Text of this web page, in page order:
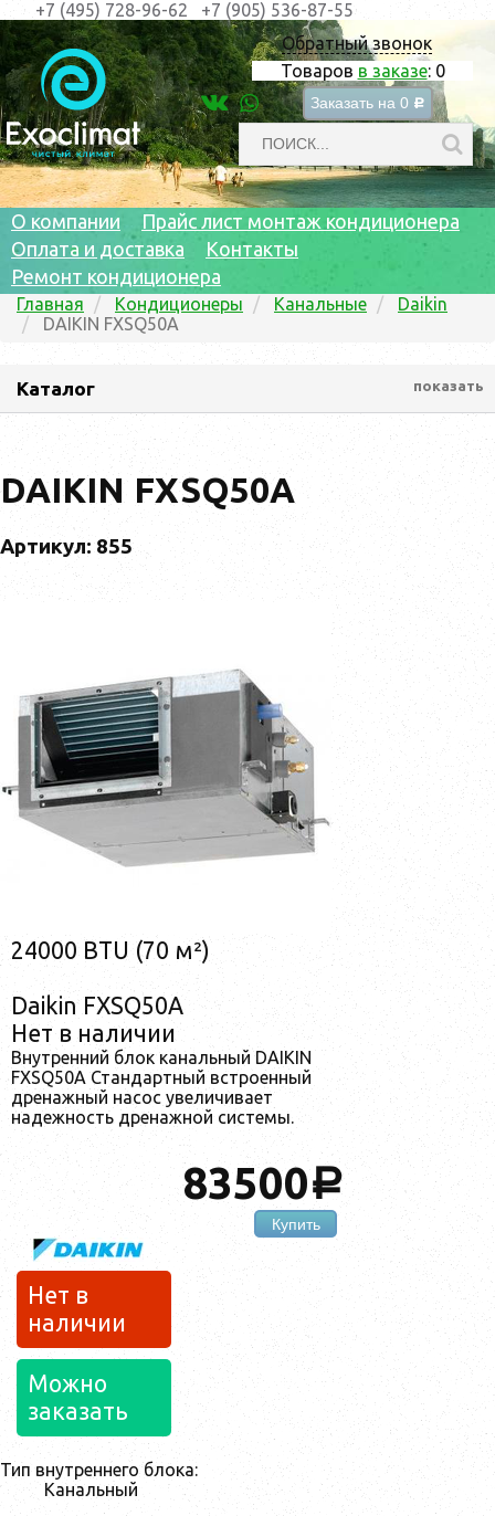
Обратный звонок
Товаров в заказе: 0
Заказать на 0 c
+7 (495) 728-96-62 +7 (905) 536-87-55
О компании
Прайс лист монтаж кондиционера
Оплата и доставка
Контакты
Ремонт кондиционера
Главная Кондиционеры Канальные
Daikin
DAIKIN FXSQ50A
Каталог показать
DAIKIN FXSQ50A
Артикул: 855
24000 BTU (70 м²)
Daikin FXSQ50A
Нет в наличии
Внутренний блок канальный DAIKIN
FXSQ50A Стандартный встроенный
дренажный насос увеличивает
надежность дренажной системы.
83500a
Купить
Нет в
наличии
Можно
заказать
Тип внутреннего блока:
Канальный